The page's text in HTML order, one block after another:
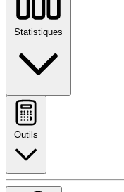
Statistiques
Outils